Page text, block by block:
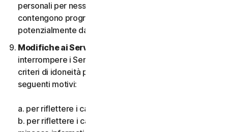
personali per nessuno; e (vii) non fornirà Invii che
contengono programmi o file di computer
potenzialmente dannosi.
Modifiche ai Servizi.
interrompere i Servizi oppure introdurre o variare i
criteri di idoneità per i Servizi, per uno o più dei
seguenti motivi:
a. per riflettere i cambiamenti delle tecnologie;
b. per riflettere i cambiamenti nella natura delle